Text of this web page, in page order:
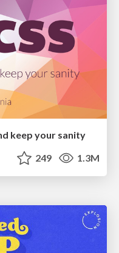
keep your sanity
249 1.3M